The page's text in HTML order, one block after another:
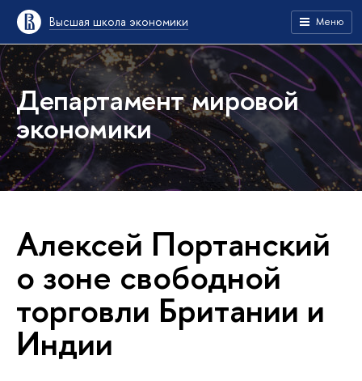
Высшая школа экономики Меню
Департамент мировой
экономики
Алексей Портанский
о зоне свободной
торговли Британии и
Индии